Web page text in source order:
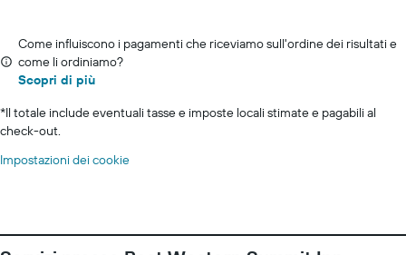
Come influiscono i pagamenti che riceviamo sull'ordine dei risultati e
come li ordiniamo?
Scopri di più
*Il totale include eventuali tasse e imposte locali stimate e pagabili al
check-out.
Impostazioni dei cookie